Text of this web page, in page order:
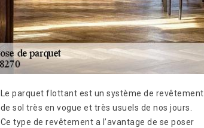
Le parquet flottant est un système de revêtement
de sol très en vogue et très usuels de nos jours.
Ce type de revêtement a l’avantage de se poser